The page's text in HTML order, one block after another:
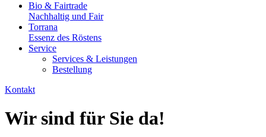
Bio & Fairtrade
Nachhaltig und Fair
Torrana
Essenz des Röstens
Service
Services & Leistungen
Bestellung
Kontakt
Wir sind für Sie da!